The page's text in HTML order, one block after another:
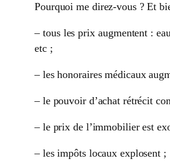
Pourquoi me direz-vous ? Et
– tous les prix augmentent :
etc ;
– les honoraires médicaux
– le pouvoir d’achat rétrécit
– le prix de l’immobilier est
– les impôts locaux explosent ;